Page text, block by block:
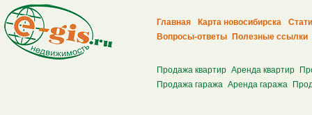
Главная Карта новосибирска
Вопросы-ответы
Полезные ссылки
Продажа квартир Аренда квартир
Продажа гаража Аренда гаража